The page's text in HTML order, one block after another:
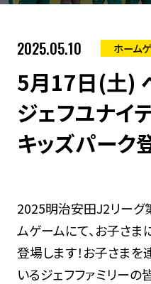
2025.05.10 ホーム
5月17日(土)
ジェフユナイ
キッズパーク
2025明治安田J2リーグ
ムゲームにて、お子さ
登場します！お子さま
いるジェフファミリーの